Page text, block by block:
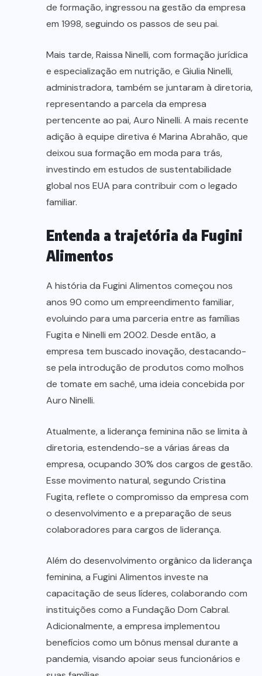
de formação, ingressou na gestão da empresa
em 1998, seguindo os passos de seu pai.
Mais tarde, Raissa Ninelli, com formação jurídica
e especialização em nutrição, e Giulia Ninelli,
administradora, também se juntaram à diretoria,
representando a parcela da empresa
pertencente ao pai, Auro Ninelli. A mais recente
adição à equipe diretiva é Marina Abrahão, que
deixou sua formação em moda para trás,
investindo em estudos de sustentabilidade
global nos EUA para contribuir com o legado
familiar.
Entenda a trajetória da Fugini
Alimentos
A história da Fugini Alimentos começou nos
anos 90 como um empreendimento familiar,
evoluindo para uma parceria entre as famílias
Fugita e Ninelli em 2002. Desde então, a
empresa tem buscado inovação, destacando-
se pela introdução de produtos como molhos
de tomate em sachê, uma ideia concebida por
Auro Ninelli.
Atualmente, a liderança feminina não se limita à
diretoria, estendendo-se a várias áreas da
empresa, ocupando 30% dos cargos de gestão.
Esse movimento natural, segundo Cristina
Fugita, reflete o compromisso da empresa com
o desenvolvimento e a preparação de seus
colaboradores para cargos de liderança.
Além do desenvolvimento orgânico da liderança
feminina, a Fugini Alimentos investe na
capacitação de seus líderes, colaborando com
instituições como a Fundação Dom Cabral.
Adicionalmente, a empresa implementou
benefícios como um bônus mensal durante a
pandemia, visando apoiar seus funcionários e